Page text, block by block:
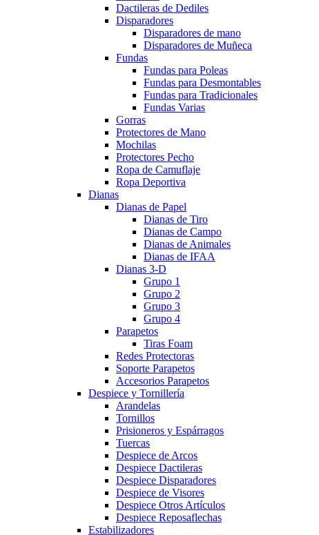
Dactileras de Dediles
Disparadores
Disparadores de mano
Disparadores de Muñeca
Fundas
Fundas para Poleas
Fundas para Desmontables
Fundas para Tradicionales
Fundas Varias
Gorras
Protectores de Mano
Mochilas
Protectores Pecho
Ropa de Camuflaje
Ropa Deportiva
Dianas
Dianas de Papel
Dianas de Tiro
Dianas de Campo
Dianas de Animales
Dianas de IFAA
Dianas 3-D
Grupo 1
Grupo 2
Grupo 3
Grupo 4
Parapetos
Tiras Foam
Redes Protectoras
Soporte Parapetos
Accesorios Parapetos
Despiece y Tornillería
Arandelas
Tornillos
Prisioneros y Espárragos
Tuercas
Despiece de Arcos
Despiece Dactileras
Despiece Disparadores
Despiece de Visores
Despiece Otros Artículos
Despiece Reposaflechas
Estabilizadores